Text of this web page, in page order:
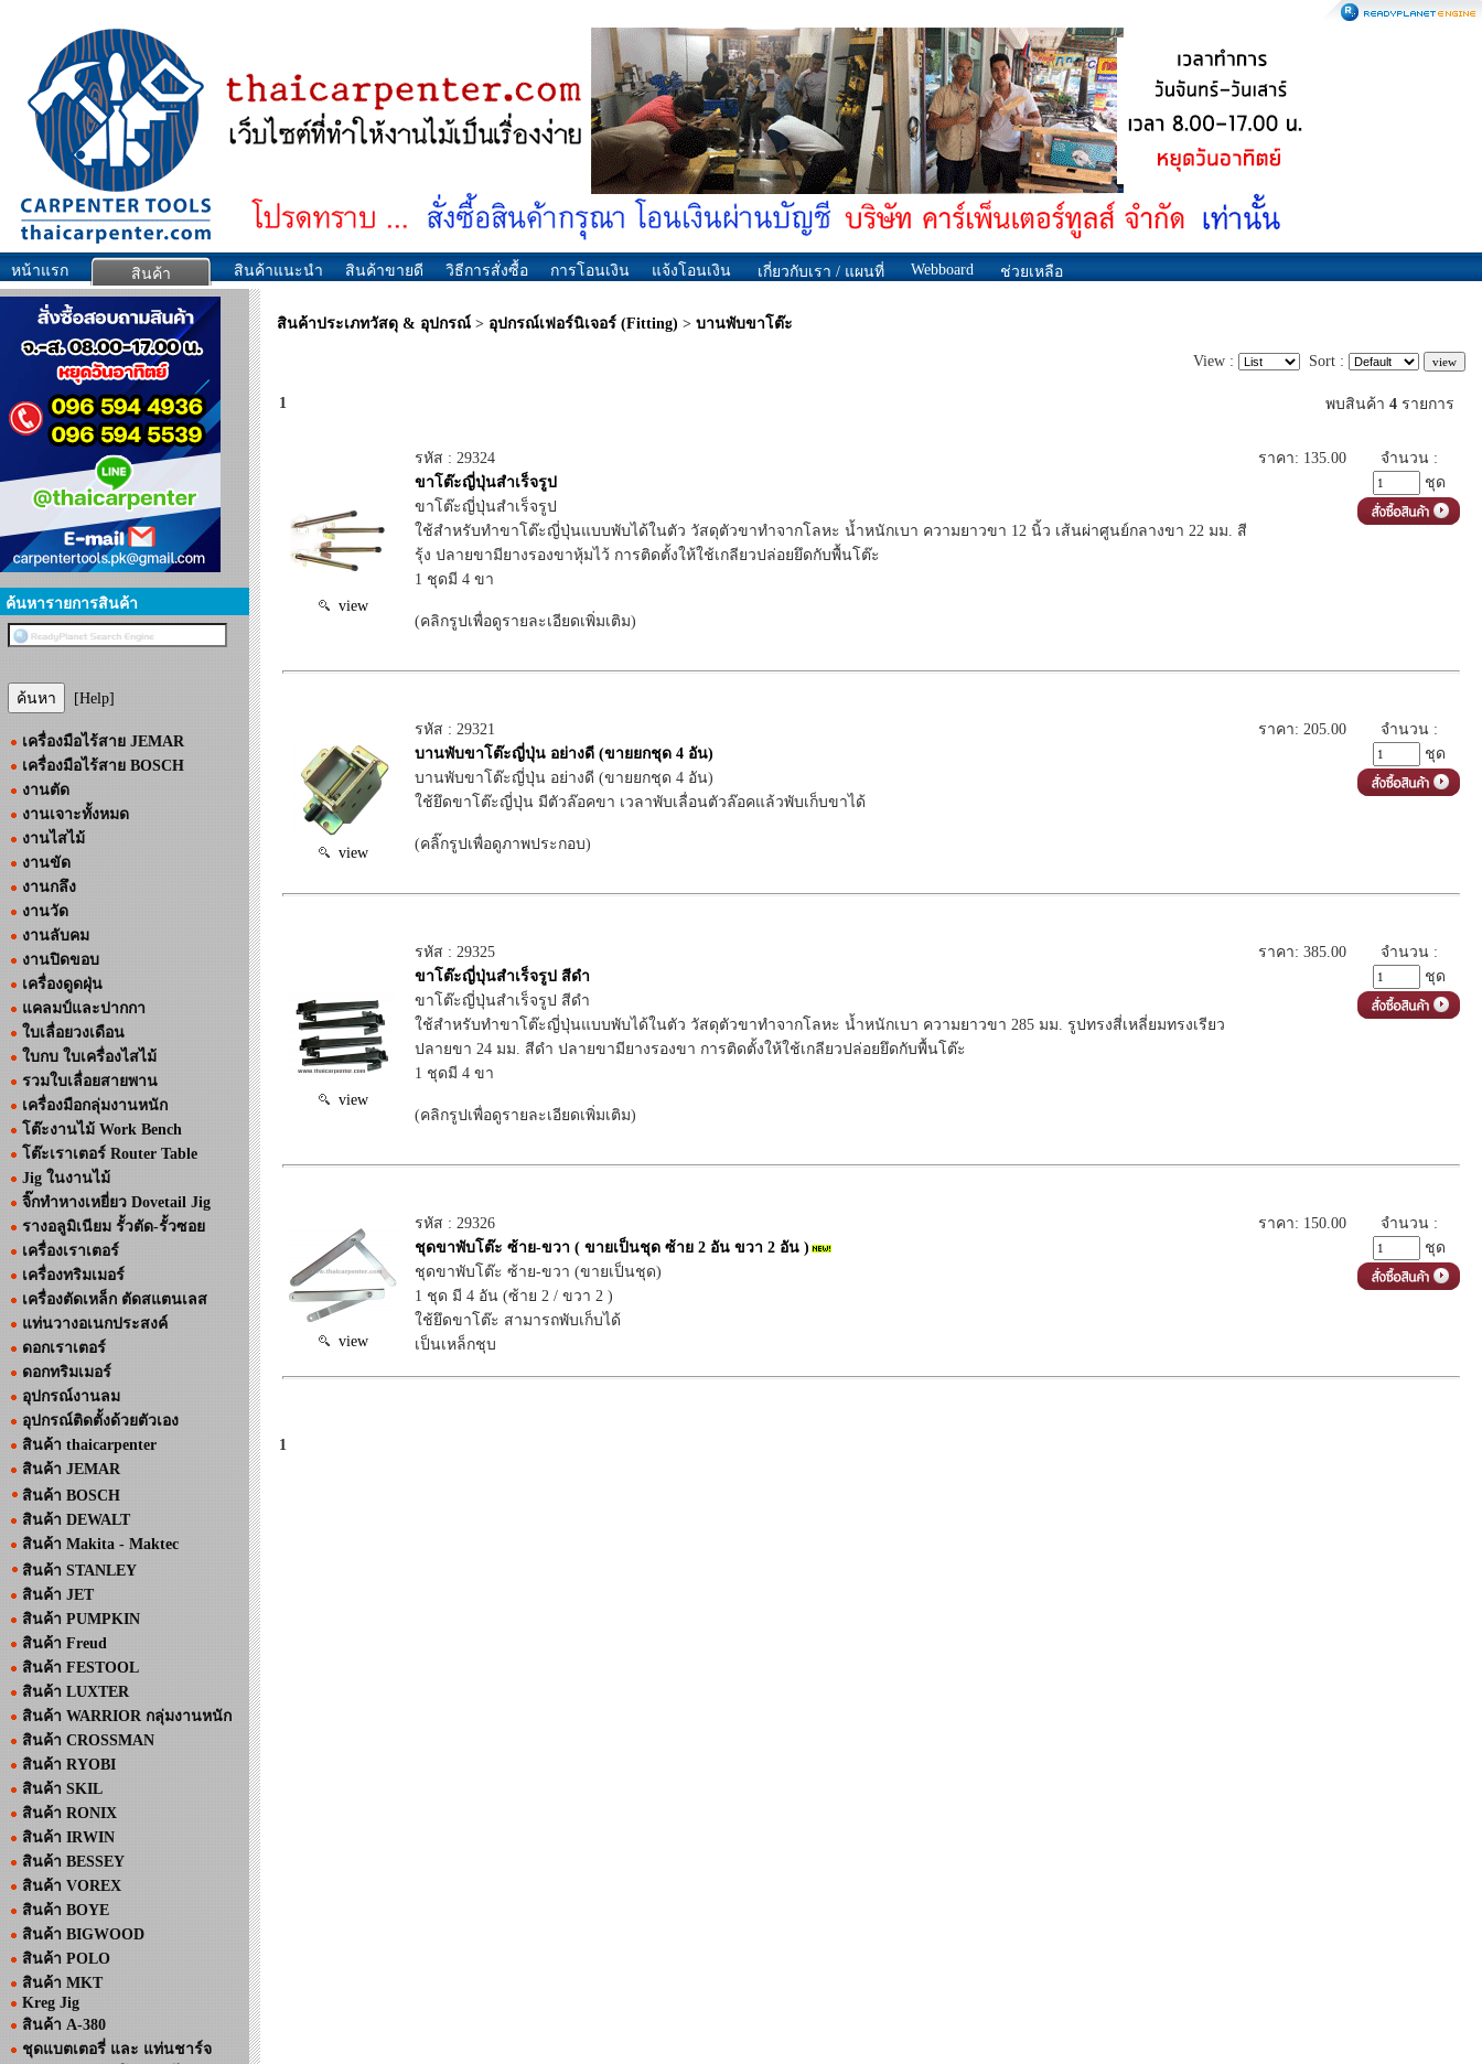
หน้าแรก สินค้า สินค้าแนะนำ สินค้าขายดี วิธีการสั่งซื้อ การโอนเงิน แจ้งโอนเงิน เกี่ยวกับเรา / แผนที่ Webboard ช่วยเหลือ
ค้นหารายการสินค้า
[Help]
เครื่องมือไร้สาย JEMAR
เครื่องมือไร้สาย BOSCH
งานตัด
งานเจาะทั้งหมด
งานไสไม้
งานขัด
งานกลึง
งานวัด
งานลับคม
งานปิดขอบ
เครื่องดูดฝุ่น
แคลมป์และปากกา
ใบเลื่อยวงเดือน
ใบกบ ใบเครื่องไสไม้
รวมใบเลื่อยสายพาน
เครื่องมือกลุ่มงานหนัก
โต๊ะงานไม้ Work Bench
โต๊ะเราเตอร์ Router Table
Jig ในงานไม้
จิ๊กทำหางเหยี่ยว Dovetail Jig
รางอลูมิเนียม รั้วตัด-รั้วซอย
เครื่องเราเตอร์
เครื่องทริมเมอร์
เครื่องตัดเหล็ก ตัดสแตนเลส
แท่นวางอเนกประสงค์
ดอกเราเตอร์
ดอกทริมเมอร์
อุปกรณ์งานลม
อุปกรณ์ติดตั้งด้วยตัวเอง
สินค้า thaicarpenter
สินค้า JEMAR
สินค้า BOSCH
สินค้า DEWALT
สินค้า Makita - Maktec
สินค้า STANLEY
สินค้า JET
สินค้า PUMPKIN
สินค้า Freud
สินค้า FESTOOL
สินค้า LUXTER
สินค้า WARRIOR กลุ่มงานหนัก
สินค้า CROSSMAN
สินค้า RYOBI
สินค้า SKIL
สินค้า RONIX
สินค้า IRWIN
สินค้า BESSEY
สินค้า VOREX
สินค้า BOYE
สินค้า BIGWOOD
สินค้า POLO
สินค้า MKT
Kreg Jig
สินค้า A-380
ชุดแบตเตอรี่ และ แท่นชาร์จ
สินค้าประเภทวัสดุ & อุปกรณ์ > อุปกรณ์เฟอร์นิเจอร์ (Fitting) > บานพับขาโต๊ะ
View : Sort :
1 พบสินค้า 4 รายการ
view
รหัส : 29324
ขาโต๊ะญี่ปุ่นสำเร็จรูป
ขาโต๊ะญี่ปุ่นสำเร็จรูป
ใช้สำหรับทำขาโต๊ะญี่ปุ่นแบบพับได้ในตัว วัสดุตัวขาทำจากโลหะ น้ำหนักเบา ความยาวขา 12 นิ้ว เส้นผ่าศูนย์กลางขา 22 มม. สี
รุ้ง ปลายขามียางรองขาหุ้มไว้ การติดตั้งให้ใช้เกลียวปล่อยยึดกับพื้นโต๊ะ
1 ชุดมี 4 ขา
(คลิกรูปเพื่อดูรายละเอียดเพิ่มเติม)
ราคา: 135.00
จำนวน :
ชุด
view
รหัส : 29321
บานพับขาโต๊ะญี่ปุ่น อย่างดี (ขายยกชุด 4 อัน)
บานพับขาโต๊ะญี่ปุ่น อย่างดี (ขายยกชุด 4 อัน)
ใช้ยึดขาโต๊ะญี่ปุ่น มีตัวล๊อคขา เวลาพับเลื่อนตัวล๊อคแล้วพับเก็บขาได้
(คลิ๊กรูปเพื่อดูภาพประกอบ)
ราคา: 205.00
จำนวน :
ชุด
view
รหัส : 29325
ขาโต๊ะญี่ปุ่นสำเร็จรูป สีดำ
ขาโต๊ะญี่ปุ่นสำเร็จรูป สีดำ
ใช้สำหรับทำขาโต๊ะญี่ปุ่นแบบพับได้ในตัว วัสดุตัวขาทำจากโลหะ น้ำหนักเบา ความยาวขา 285 มม. รูปทรงสี่เหลี่ยมทรงเรียว
ปลายขา 24 มม. สีดำ ปลายขามียางรองขา การติดตั้งให้ใช้เกลียวปล่อยยึดกับพื้นโต๊ะ
1 ชุดมี 4 ขา
(คลิกรูปเพื่อดูรายละเอียดเพิ่มเติม)
ราคา: 385.00
จำนวน :
ชุด
view
รหัส : 29326
ชุดขาพับโต๊ะ ซ้าย-ขวา ( ขายเป็นชุด ซ้าย 2 อัน ขวา 2 อัน )
ชุดขาพับโต๊ะ ซ้าย-ขวา (ขายเป็นชุด)
1 ชุด มี 4 อัน (ซ้าย 2 / ขวา 2 )
ใช้ยึดขาโต๊ะ สามารถพับเก็บได้
เป็นเหล็กชุบ
ราคา: 150.00
จำนวน :
ชุด
1